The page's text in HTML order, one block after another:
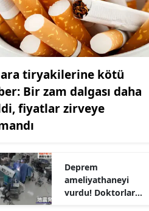
Burdur
Bursa
Çanakkale
Çankırı
Çorum
Edirne
tiryakilerine kötü
Bir zam dalgası daha
fiyatlar zirveye
Deprem
ameliyathaneyi
vurdu! Doktorlar